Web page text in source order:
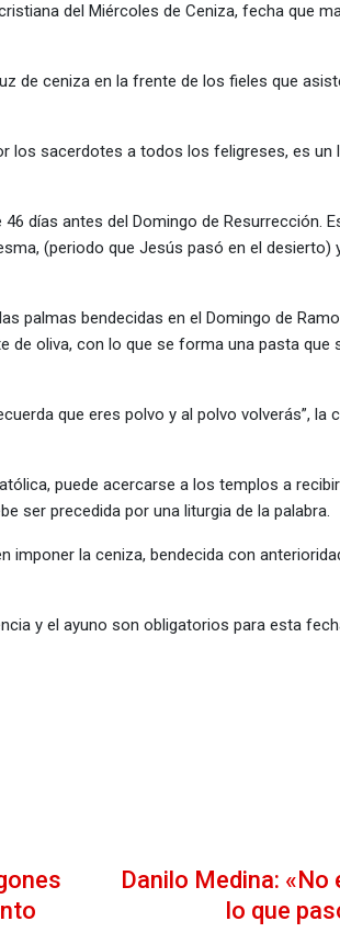
del Miércoles de Ceniza, fecha que
de ceniza en la frente de los fieles que
los sacerdotes a todos los feligreses, es
días antes del Domingo de Resurrección.
(periodo que Jesús pasó en el desierto)
palmas bendecidas en el Domingo de
de oliva, con lo que se forma una pasta
que eres polvo y al polvo volverás”,
puede acercarse a los templos a
ser precedida por una liturgia de la palabra.
la ceniza, bendecida con
y el ayuno son obligatorios para esta
Danilo Medina:
lo que